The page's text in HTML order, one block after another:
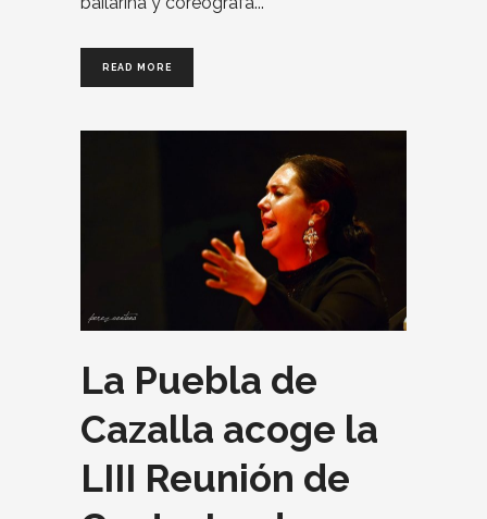
READ MORE
La Puebla de
Cazalla acoge la
LIII Reunión de